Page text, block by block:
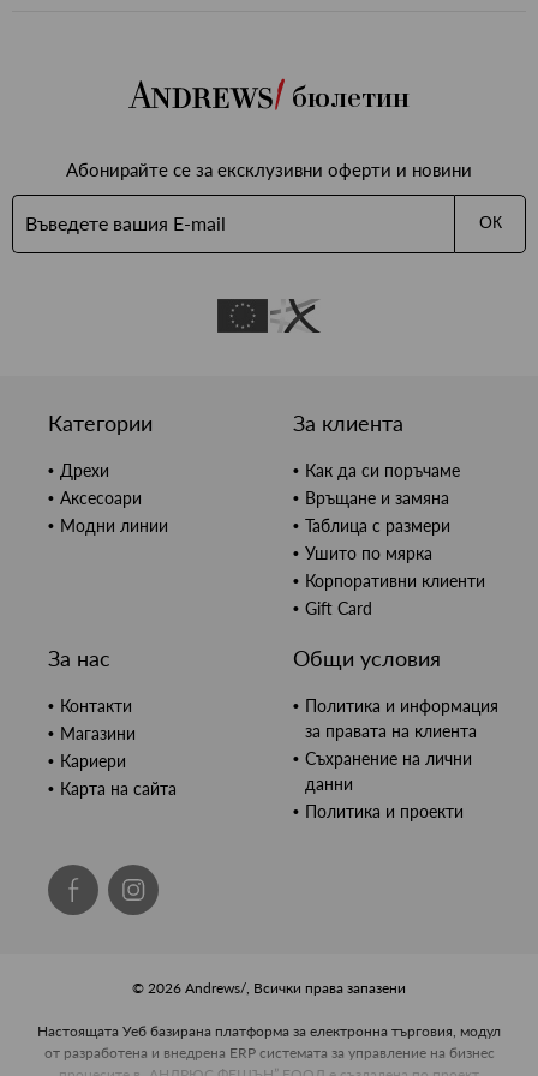
бюлетин
Абонирайте се за ексклузивни оферти и новини
ОК
Категории
Дрехи
Аксесоари
Модни линии
За клиента
Как да си поръчаме
Връщане и замяна
Таблица с размери
Ушито по мярка
Корпоративни клиенти
Gift Card
За нас
Контакти
Магазини
Кариери
Карта на сайта
Общи условия
Политика и информация
за правата на клиента
Съхранение на лични
данни
Политика и проекти
© 2026 Andrews/, Всички права запазени
Настоящата Уеб базирана платформа за електронна търговия, модул
от разработена и внедрена ERP системата за управление на бизнес